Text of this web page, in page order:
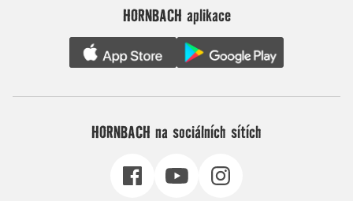
HORNBACH aplikace
HORNBACH na sociálních sítích